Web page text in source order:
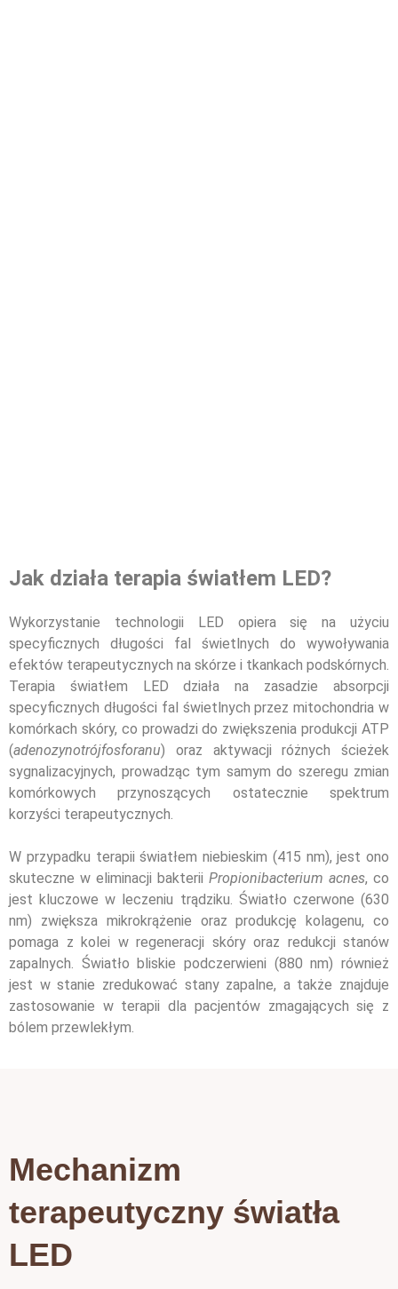
Jak działa terapia światłem LED?
Wykorzystanie technologii LED opiera się na użyciu
specyficznych długości fal świetlnych do wywoływania
efektów terapeutycznych na skórze i tkankach podskórnych.
Terapia światłem LED działa na zasadzie absorpcji
specyficznych długości fal świetlnych przez mitochondria w
komórkach skóry, co prowadzi do zwiększenia produkcji ATP
(adenozynotrójfosforanu) oraz aktywacji różnych ścieżek
sygnalizacyjnych, prowadząc tym samym do szeregu zmian
komórkowych przynoszących ostatecznie spektrum
korzyści terapeutycznych.
W przypadku terapii światłem niebieskim (415 nm), jest ono
skuteczne w eliminacji bakterii Propionibacterium acnes, co
jest kluczowe w leczeniu trądziku. Światło czerwone (630
nm) zwiększa mikrokrążenie oraz produkcję kolagenu, co
pomaga z kolei w regeneracji skóry oraz redukcji stanów
zapalnych. Światło bliskie podczerwieni (880 nm) również
jest wstanie zredukować stany zapalne, a także znajduje
zastosowanie w terapii dla pacjentów zmagających się z
bólem przewlekłym.
Mechanizm
terapeutyczny światła
LED